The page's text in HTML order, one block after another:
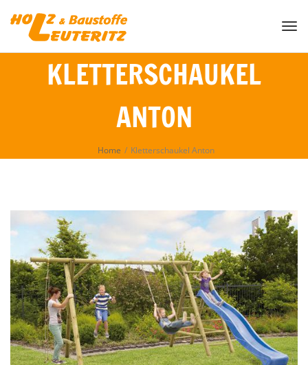
KLETTERSCHAUKEL
ANTON
Home / Kletterschaukel Anton